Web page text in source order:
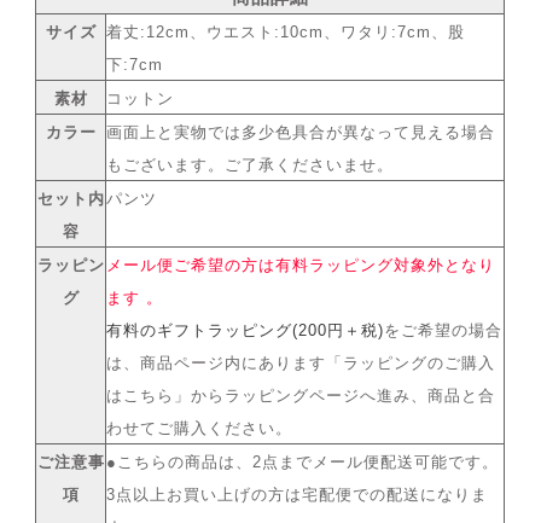
サイズ 着丈:12cm、ウエスト:10cm、ワタリ:7cm、股
下:7cm
素材
コットン
カラー
画面上と実物では多少色具合が異なって見える場合
もございます。ご了承くださいませ。
セット内
容
パンツ
ラッピン
グ
メール便ご希望の方は有料ラッピング対象外となり
ます 。
有料のギフトラッピング(200円＋税)をご希望の場合
は、商品ページ内にあります「ラッピングのご購入
はこちら」からラッピングページへ進み、商品と合
わせてご購入ください。
ご注意事
項
●こちらの商品は、2点までメール便配送可能です。
3点以上お買い上げの方は宅配便での配送になりま